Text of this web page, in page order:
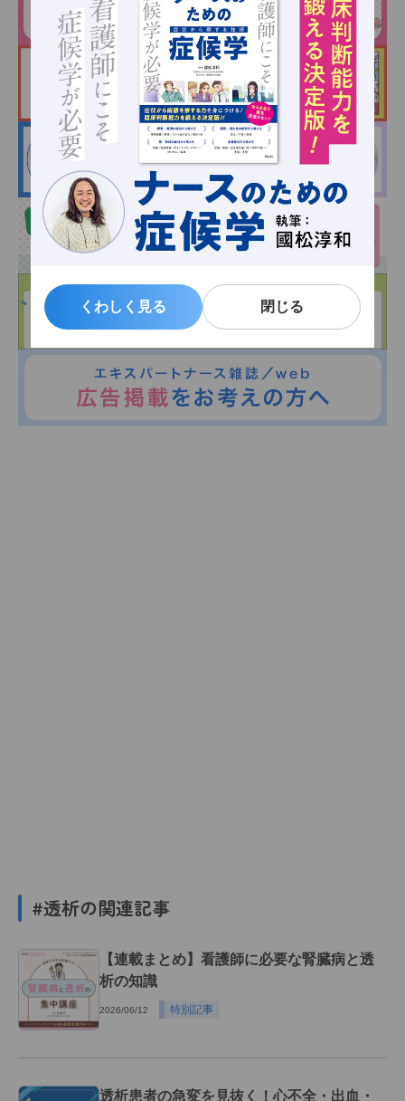
くわしく見る 閉じる
くわしく見る 閉じる
#透析の関連記事
【連載まとめ】看護師に必要な腎臓病と透
析の知識
2026/06/12 特別記事
透析患者の急変を見抜く！心不全・出血・